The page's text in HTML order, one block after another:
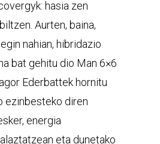
hasia zen
Aurten, baina,
nahian, hibridazio
bat gehitu dio Man 6×6
Ederbattek hornitu
ezinbesteko diren
energia
eta dunetako